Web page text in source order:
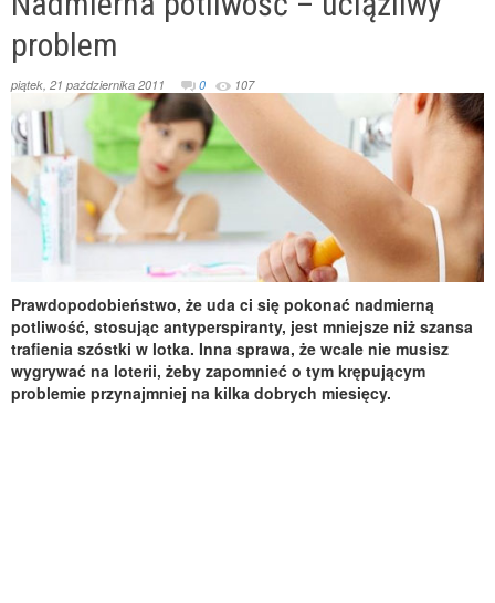
problem
piątek, 21 października 2011 0 107
Prawdopodobieństwo, że uda ci się pokonać nadmierną
potliwość, stosując antyperspiranty, jest mniejsze niż szansa
trafienia szóstki w lotka. Inna sprawa, że wcale nie musisz
wygrywać na loterii, żeby zapomnieć o tym krępującym
problemie przynajmniej na kilka dobrych miesięcy.